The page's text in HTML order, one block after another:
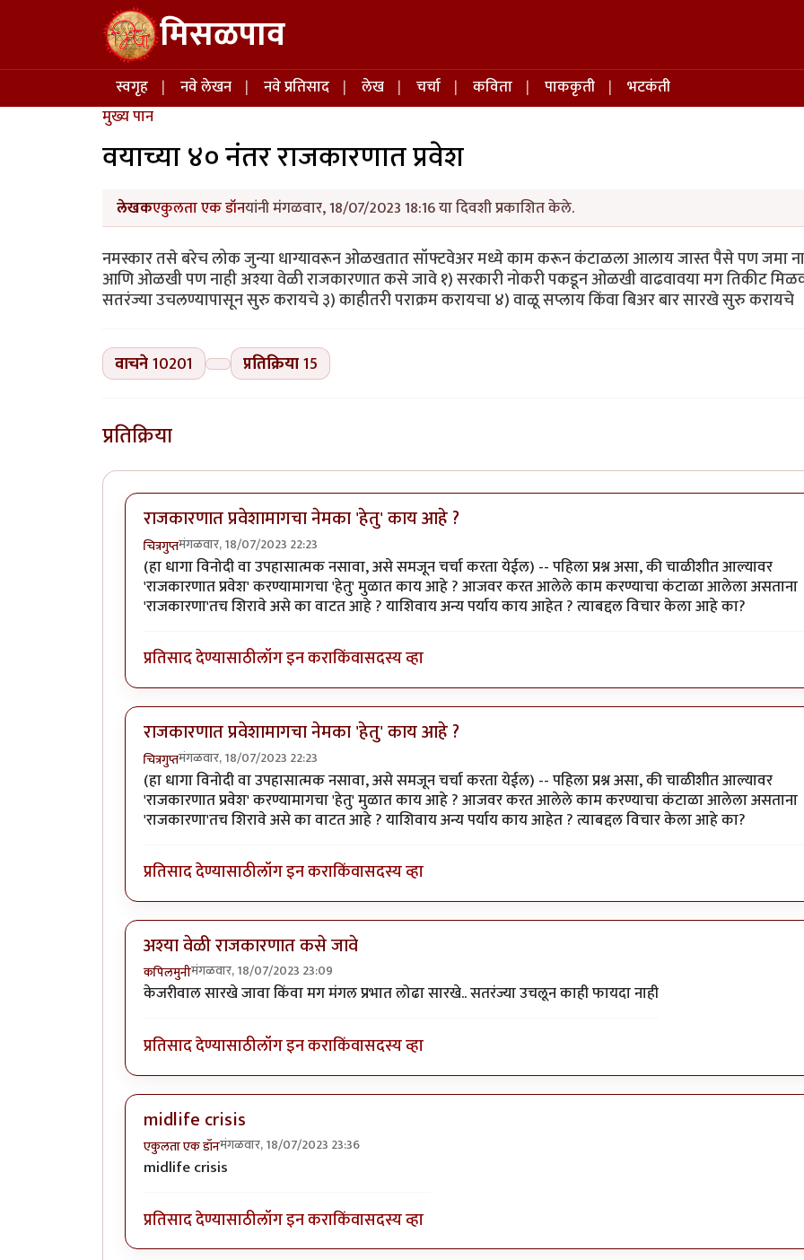
Skip to main content मिसळपाव
Main navigation
स्वगृह नवे लेखन नवे प्रतिसाद लेख चर्चा कविता पाककृती
भटकंती
मुख्य पान
वयाच्या ४० नंतर राजकारणात प्रवेश
लेखकएकुलता एक डॉनयांनी मंगळवार, 18/07/2023 18:16 या दिवशी प्रकाशित केले.
नमस्कार तसे बरेच लोक जुन्या धाग्यावरून ओळखतात सॉफ्टवेअर मध्ये काम करून कंटाळला आलाय जास्त पैसे पण जमा
आणि ओळखी पण नाही अश्या वेळी राजकारणात कसे जावे १) सरकारी नोकरी पकडून ओळखी वाढवावया मग तिकीट
सतरंज्या उचलण्यापासून सुरु करायचे ३) काहीतरी पराक्रम करायचा ४) वाळू सप्लाय किंवा बिअर बार सारखे सुरु करायचे
वाचने10201 प्रतिक्रिया15
प्रतिक्रिया
राजकारणात प्रवेशामागचा नेमका 'हेतु' काय आहे ?
चित्रगुप्तमंगळवार, 18/07/2023 22:23
(हा धागा विनोदी वा उपहासात्मक नसावा, असे समजून चर्चा करता येईल) -- पहिला प्रश्न असा, की चाळीशीत आल्यावर
'राजकारणात प्रवेश' करण्यामागचा 'हेतु' मुळात काय आहे ? आजवर करत आलेले काम करण्याचा कंटाळा आलेला असताना
'राजकारणा'तच शिरावे असे का वाटत आहे ? याशिवाय अन्य पर्याय काय आहेत ? त्याबद्दल विचार केला आहे का?
प्रतिसाद देण्यासाठीलॉग इन कराकिंवासदस्य व्हा
राजकारणात प्रवेशामागचा नेमका 'हेतु' काय आहे ?
चित्रगुप्तमंगळवार, 18/07/2023 22:23
(हा धागा विनोदी वा उपहासात्मक नसावा, असे समजून चर्चा करता येईल) -- पहिला प्रश्न असा, की चाळीशीत आल्यावर
'राजकारणात प्रवेश' करण्यामागचा 'हेतु' मुळात काय आहे ? आजवर करत आलेले काम करण्याचा कंटाळा आलेला असताना
'राजकारणा'तच शिरावे असे का वाटत आहे ? याशिवाय अन्य पर्याय काय आहेत ? त्याबद्दल विचार केला आहे का?
प्रतिसाद देण्यासाठीलॉग इन कराकिंवासदस्य व्हा
अश्या वेळी राजकारणात कसे जावे
कपिलमुनीमंगळवार, 18/07/2023 23:09
केजरीवाल सारखे जावा किंवा मग मंगल प्रभात लोढा सारखे.. सतरंज्या उचलून काही फायदा नाही
प्रतिसाद देण्यासाठीलॉग इन कराकिंवासदस्य व्हा
midlife crisis
एकुलता एक डॉनमंगळवार, 18/07/2023 23:36
midlife crisis
प्रतिसाद देण्यासाठीलॉग इन कराकिंवासदस्य व्हा